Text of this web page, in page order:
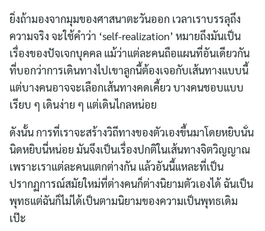
ยิ่งถ้ามองจากมุมของศาสนาตะวันออก เวลาเราบรรลุถึง
ความจริง จะใช้คำว่า ‘self-realization’ หมายถึงมันเป็น
เรื่องของปัจเจกบุคคล แม้ว่าแต่ละคนถือแผนที่อันเดียวกัน
ที่บอกว่าการเดินทางไปเขาลูกนี้ต้องเจอกับเส้นทางแบบนี้
แต่บางคนอาจจะเลือกเส้นทางคดเคี้ยว บางคนชอบแบบ
เรียบ ๆ เดินง่าย ๆ แต่เดินไกลหน่อย
ดังนั้น การที่เราจะสร้างวิถีทางของตัวเองขึ้นมาโดยหยิบนั่น
นิดหยิบนี่หน่อย มันจึงเป็นเรื่องปกติในเส้นทางจิตวิญญาณ
เพราะเราแต่ละคนแตกต่างกัน แล้วอันนี้แหละที่เป็น
ปรากฏการณ์สมัยใหม่ที่ต่างคนก็ต่างนิยามตัวเองได้ ฉันเป็น
พุทธแต่ฉันก็ไม่ได้เป็นตามนิยามของความเป็นพุทธเดิม
เป๊ะ